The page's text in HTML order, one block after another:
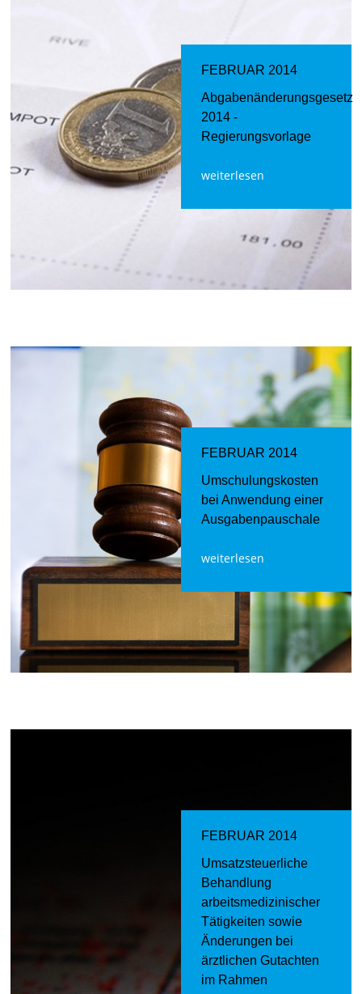
FEBRUAR 2014
Abgabenänderungsgesetz
2014 -
Regierungsvorlage
weiterlesen
FEBRUAR 2014
Umschulungskosten
bei Anwendung einer
Ausgabenpauschale
weiterlesen
FEBRUAR 2014
Umsatzsteuerliche
Behandlung
arbeitsmedizinischer
Tätigkeiten sowie
Änderungen bei
ärztlichen Gutachten
im Rahmen